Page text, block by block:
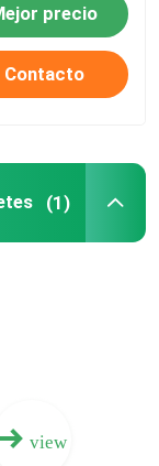
precio
Contacto
(1)
view